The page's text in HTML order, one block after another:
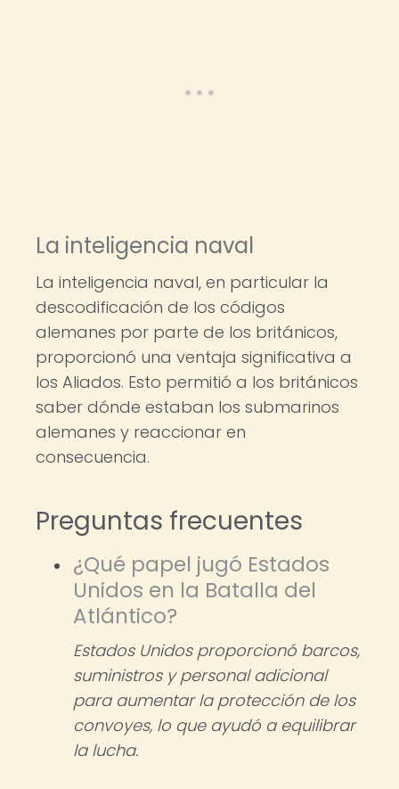
La inteligencia naval
La inteligencia naval, en particular la
descodificación de los códigos
alemanes por parte de los británicos,
proporcionó una ventaja significativa a
los Aliados. Esto permitió a los británicos
saber dónde estaban los submarinos
alemanes y reaccionar en
consecuencia.
Preguntas frecuentes
¿Qué papel jugó Estados
Unidos en la Batalla del
Atlántico?
Estados Unidos proporcionó barcos,
suministros y personal adicional
para aumentar la protección de los
convoyes, lo que ayudó a equilibrar
la lucha.